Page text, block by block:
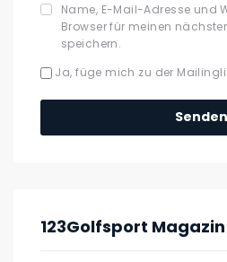
Name, E-Mail-Adresse und
Browser für meinen
speichern.
Ja, füge mich zu der
123Golfsport Magazin